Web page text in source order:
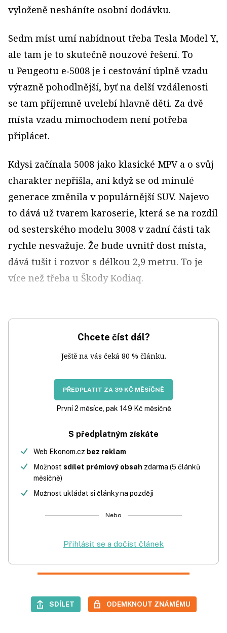
vyloženě nesháníte osobní dodávku.
Sedm míst umí nabídnout třeba Tesla Model Y,
ale tam je to skutečně nouzové řešení. To
u Peugeotu e‑5008 je i cestování úplně vzadu
výrazně pohodlnější, byť na delší vzdálenosti
se tam příjemně uvelebí hlavně děti. Za dvě
místa vzadu mimochodem není potřeba
připlácet.
Kdysi začínala 5008 jako klasické MPV a o svůj
charakter nepřišla, ani když se od minulé
generace změnila v populárnější SUV. Najevo
to dává už tvarem karoserie, která se na rozdíl
od sesterského modelu 3008 v zadní části tak
rychle nesvažuje. Že bude uvnitř dost místa,
dává tušit i rozvor s délkou 2,9 metru. To je
více než třeba u Škody Kodiaq.
Chcete číst dál?
Ještě na vás čeká 80 % článku.
PŘEDPLATIT ZA 39 KČ MĚSÍČNĚ
První 2 měsíce, pak 149 Kč měsíčně
S předplatným získáte
Web Ekonom.cz bez reklam
Možnost sdílet prémiový obsah zdarma (5 článků
měsíčně)
Možnost ukládat si články na později
Nebo
Přihlásit se a dočíst článek
SDÍLET ODEMKNOUT ZNÁMÉMU